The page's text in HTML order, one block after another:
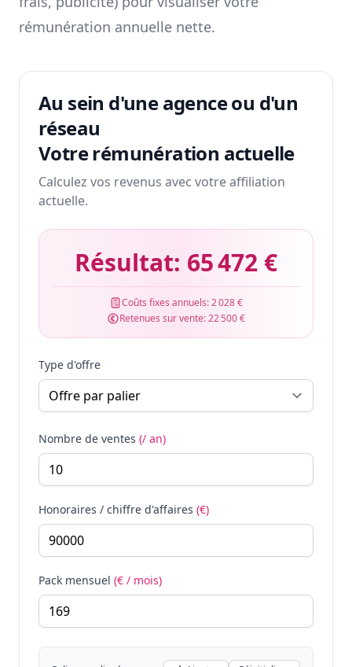
rémunération annuelle nette.
Au sein d'une agence ou d'un
réseau
Votre rémunération actuelle
Calculez vos revenus avec votre affiliation
actuelle.
Résultat: 65 472 €
Coûts fixes annuels:2 028 €
Retenues sur vente:22 500 €
Type d'offre
Nombre de ventes (/ an)
Honoraires / chiffre d'affaires (€)
Pack mensuel (€ / mois)